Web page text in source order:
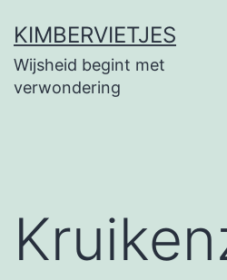
naar
de
KIMBERVIETJES
Wijsheid begint met
verwondering